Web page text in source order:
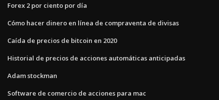
Forex 2 por ciento por día
Cómo hacer dinero en línea de compraventa de divisas
Caída de precios de bitcoin en 2020
Historial de precios de acciones automáticas anticipadas
Adam stockman
Software de comercio de acciones para mac